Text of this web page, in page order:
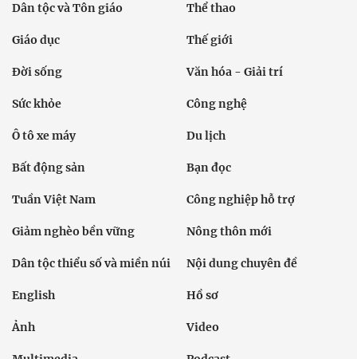
Dân tộc và Tôn giáo Thể thao
Giáo dục Thế giới
Đời sống Văn hóa - Giải trí
Sức khỏe Công nghệ
Ô tô xe máy Du lịch
Bất động sản Bạn đọc
Tuần Việt Nam Công nghiệp hỗ trợ
Giảm nghèo bền vững Nông thôn mới
Dân tộc thiểu số và miền núi Nội dung chuyên đề
English Hồ sơ
Ảnh Video